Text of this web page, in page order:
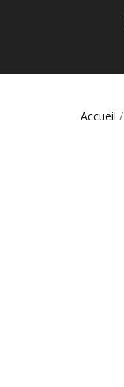
Accueil /